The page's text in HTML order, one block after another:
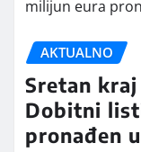
AKTUALNO
Sretan
Dobitni
pronađen